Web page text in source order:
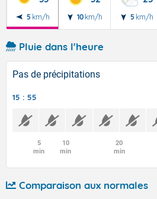
5 km/h 10 km/h 5 km/h
Pluie dans l'heure
Pas de précipitations
15 : 55
5
min
10
min
20
min
Comparaison aux normales